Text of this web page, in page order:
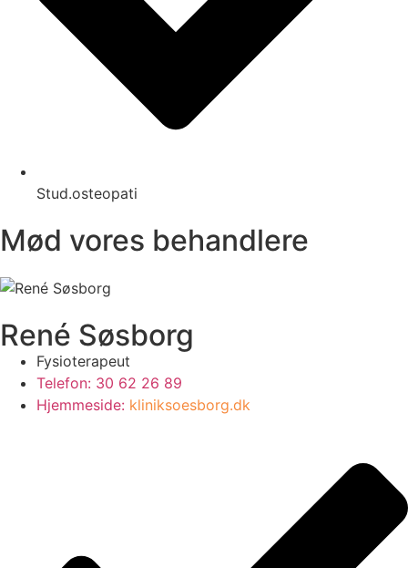
Stud.osteopati
Mød vores behandlere
René Søsborg
Fysioterapeut
Telefon: 30 62 26 89
Hjemmeside: kliniksoesborg.dk